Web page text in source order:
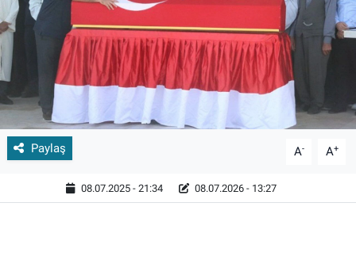
Paylaş A- A+
08.07.2025 - 21:34 08.07.2026 - 13:27